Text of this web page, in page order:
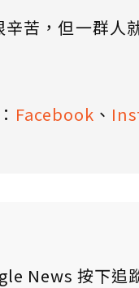
辛苦，但一群
Facebook 、
News 按下追